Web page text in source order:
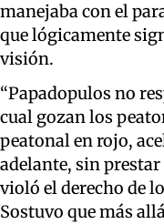
manejaba con el
que lógicamente
visión.
“Papadopulos no
cual gozan los
peatonal en rojo,
adelante, sin
violó el derecho de
Sostuvo que más